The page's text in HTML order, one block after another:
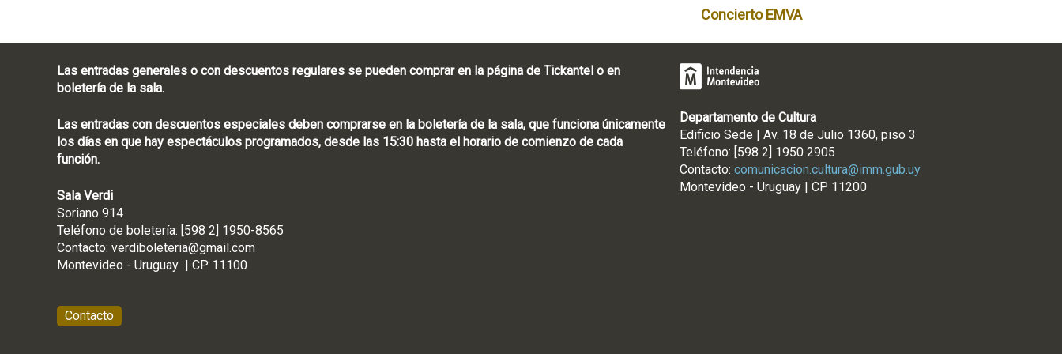
Concierto EMVA
Las entradas generales o con descuentos regulares se pueden comprar en la página de Tickantel o en
boletería de la sala.
Las entradas con descuentos especiales deben comprarse en la boletería de la sala, que funciona únicamente
los días en que hay espectáculos programados, desde las 15:30 hasta el horario de comienzo de cada
función.
Sala Verdi
Soriano 914
Teléfono de boletería: [598 2] 1950-8565
Contacto: verdiboleteria@gmail.com
Montevideo - Uruguay | CP 11100
Contacto
Departamento de Cultura
Edificio Sede | Av. 18 de Julio 1360, piso 3
Teléfono: [598 2] 1950 2905
Contacto: comunicacion.cultura@imm.gub.uy
Montevideo - Uruguay | CP 11200